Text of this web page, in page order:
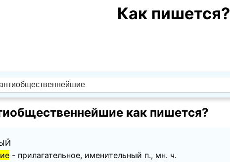
Как пишется?
как пишется?
- прилагательное, именительный п., мн. ч.